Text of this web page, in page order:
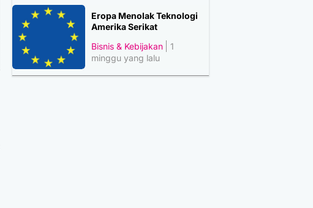
Eropa Menolak Teknologi
Amerika Serikat
Bisnis & Kebijakan
1
minggu yang lalu